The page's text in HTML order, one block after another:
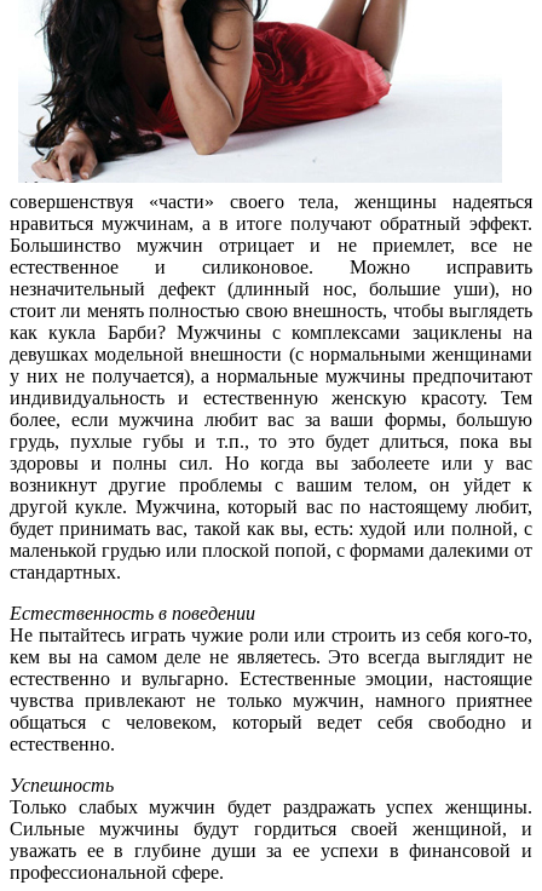
совершенствуя «части» своего тела, женщины надеяться
нравиться мужчинам, а в итоге получают обратный эффект.
Большинство мужчин отрицает и не приемлет, все не
естественное и силиконовое. Можно исправить
незначительный дефект (длинный нос, большие уши), но
стоит ли менять полностью свою внешность, чтобы выглядеть
как кукла Барби? Мужчины с комплексами зациклены на
девушках модельной внешности (с нормальными женщинами
у них не получается), а нормальные мужчины предпочитают
индивидуальность и естественную женскую красоту. Тем
более, если мужчина любит вас за ваши формы, большую
грудь, пухлые губы и т.п., то это будет длиться, пока вы
здоровы и полны сил. Но когда вы заболеете или у вас
возникнут другие проблемы с вашим телом, он уйдет к
другой кукле. Мужчина, который вас по настоящему любит,
будет принимать вас, такой как вы, есть: худой или полной, с
маленькой грудью или плоской попой, с формами далекими от
стандартных.
Естественность в поведении
Не пытайтесь играть чужие роли или строить из себя кого-то,
кем вы на самом деле не являетесь. Это всегда выглядит не
естественно и вульгарно. Естественные эмоции, настоящие
чувства привлекают не только мужчин, намного приятнее
общаться с человеком, который ведет себя свободно и
естественно.
Успешность
Только слабых мужчин будет раздражать успех женщины.
Сильные мужчины будут гордиться своей женщиной, и
уважать ее в глубине души за ее успехи в финансовой и
профессиональной сфере.